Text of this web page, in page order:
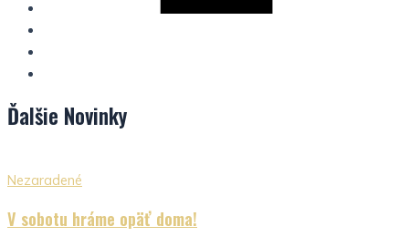
Ďalšie Novinky
Nezaradené
V sobotu hráme opäť doma!